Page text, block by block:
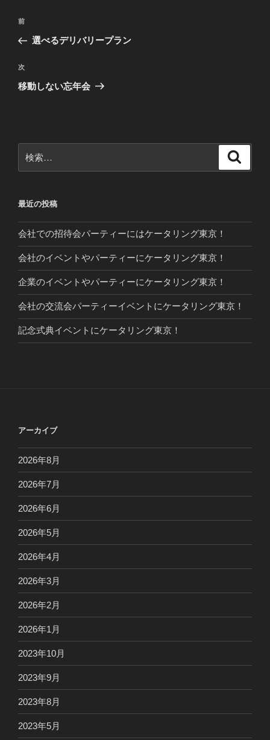
投
ナ
ビ
ゲ
ン
前
の
稿
前
選べるデリバリープラン
次
の
次
移動しない忘年会
索:
最近の投稿
会社での招待会パーティーにはケータリング東京！
会社のイベントやパーティーにケータリング東京！
企業のイベントやパーティーにケータリング東京！
会社の交流会パーティーイベントにケータリング東京！
記念式典イベントにケータリング東京！
アーカイブ
2026年8月
2026年7月
2026年6月
2026年5月
2026年4月
2026年3月
2026年2月
2026年1月
2023年10月
2023年9月
2023年8月
2023年5月